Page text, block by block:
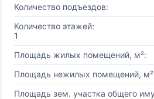
Количество подъездов:
Количество этажей:
1
Площадь жилых помещений, м²:
Площадь нежилых помещений,
Площадь зем. участка общего